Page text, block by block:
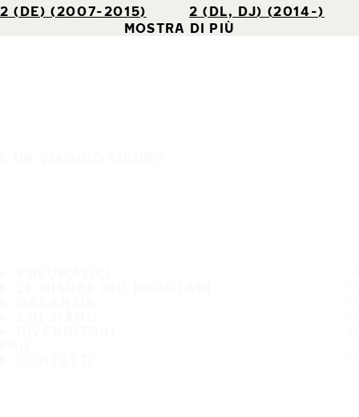
2 (DE) (2007-2015)
2 (DL, DJ) (2014-)
MOSTRA DI PIÙ